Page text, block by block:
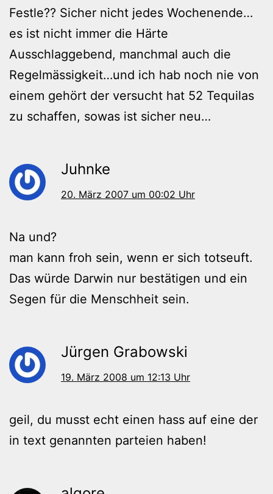
Festle?? Sicher nicht jedes Wochenende…
es ist nicht immer die Härte
Ausschlaggebend, manchmal auch die
Regelmässigkeit…und ich hab noch nie von
einem gehört der versucht hat 52 Tequilas
zu schaffen, sowas ist sicher neu…
Juhnke
20. März 2007 um 00:02 Uhr
Na und?
man kann froh sein, wenn er sich totseuft.
Das würde Darwin nur bestätigen und ein
Segen für die Menschheit sein.
Jürgen Grabowski
19. März 2008 um 12:13 Uhr
geil, du musst echt einen hass auf eine der
in text genannten parteien haben!